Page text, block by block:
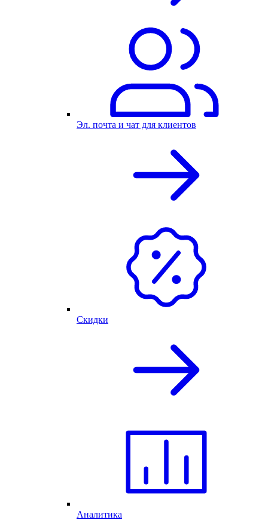
Эл. почта и чат для клиентов
Скидки
Аналитика